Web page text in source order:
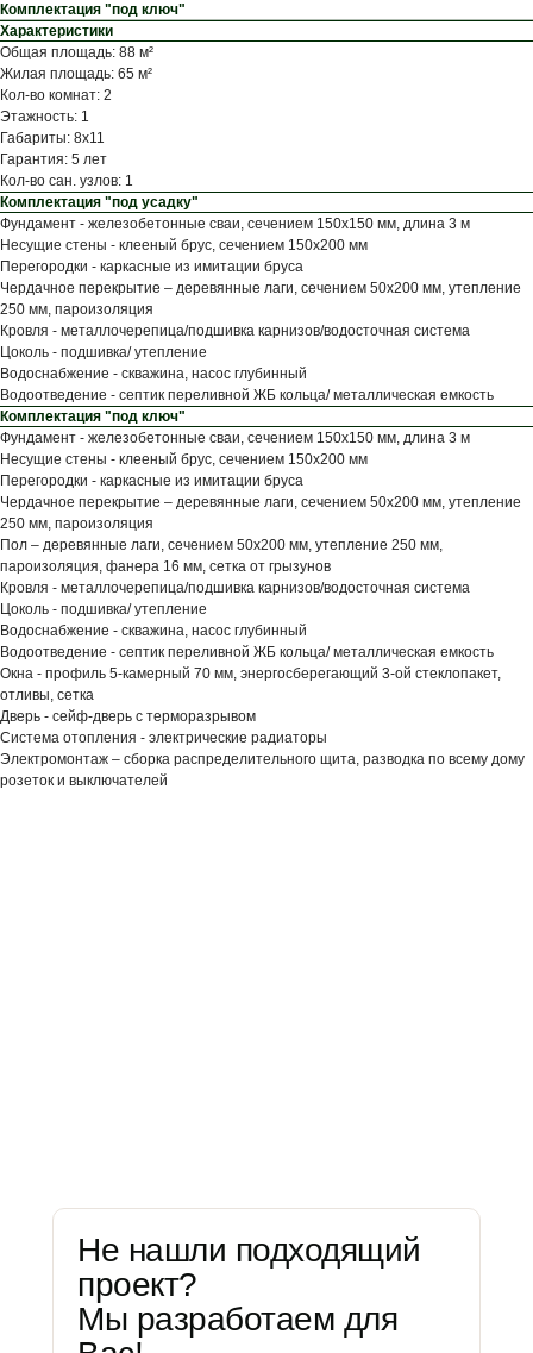
Комплектация "под ключ"
Характеристики
Общая площадь: 88 м²
Жилая площадь: 65 м²
Кол-во комнат: 2
Этажность: 1
Габариты: 8х11
Гарантия: 5 лет
Кол-во сан. узлов: 1
Комплектация "под усадку"
Фундамент - железобетонные сваи, сечением 150x150 мм, длина 3 м
Несущие стены - клееный брус, сечением 150x200 мм
Перегородки - каркасные из имитации бруса
Чердачное перекрытие – деревянные лаги, сечением 50x200 мм, утепление
250 мм, пароизоляция
Кровля - металлочерепица/подшивка карнизов/водосточная система
Цоколь - подшивка/ утепление
Водоснабжение - скважина, насос глубинный
Водоотведение - септик переливной ЖБ кольца/ металлическая емкость
Комплектация "под ключ"
Фундамент - железобетонные сваи, сечением 150x150 мм, длина 3 м
Несущие стены - клееный брус, сечением 150x200 мм
Перегородки - каркасные из имитации бруса
Чердачное перекрытие – деревянные лаги, сечением 50x200 мм, утепление
250 мм, пароизоляция
Пол – деревянные лаги, сечением 50x200 мм, утепление 250 мм,
пароизоляция, фанера 16 мм, сетка от грызунов
Кровля - металлочерепица/подшивка карнизов/водосточная система
Цоколь - подшивка/ утепление
Водоснабжение - скважина, насос глубинный
Водоотведение - септик переливной ЖБ кольца/ металлическая емкость
Окна - профиль 5-камерный 70 мм, энергосберегающий 3-ой стеклопакет,
отливы, сетка
Дверь - сейф-дверь с терморазрывом
Система отопления - электрические радиаторы
Электромонтаж – сборка распределительного щита, разводка по всему дому
розеток и выключателей
Не нашли подходящий
проект?
Мы разработаем для
Телефон
8 (999) 366-90-90